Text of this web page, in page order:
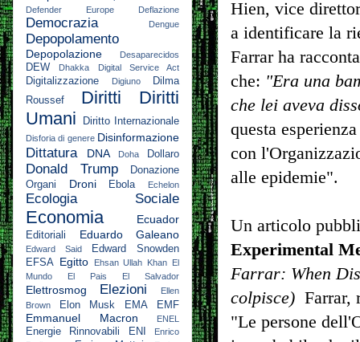
Hien, vice
a identificare la
Farrar ha
che: "Era una
che lei aveva
questa
con
alle epidemie".
Un articolo
Experimental
Farrar: When
colpisce) Farrar,
"Le persone
Defender Europe Deflazione
Democrazia Dengue
Depopolamento
Depopolazione Desaparecidos
DEW Dhakka Digital Service Act
Digitalizzazione Digiuno
Dilma
Roussef
Diritti
Diritti
Umani
Diritto Internazionale
Disforia di genere Disinformazione
Dittatura DNA Doha Dollaro
Donald Trump
Donazione
Organi
Droni Ebola Echelon
Ecologia Sociale
Economia Ecuador
Editoriali Eduardo Galeano
Edward Said
Edward Snowden
EFSA Egitto Ehsan Ullah Khan El
Mundo
El Pais El Salvador
Elettrosmog Elezioni
Ellen
Brown
Elon Musk EMA EMF
Emmanuel Macron ENEL
Energie Rinnovabili ENI
Enrico